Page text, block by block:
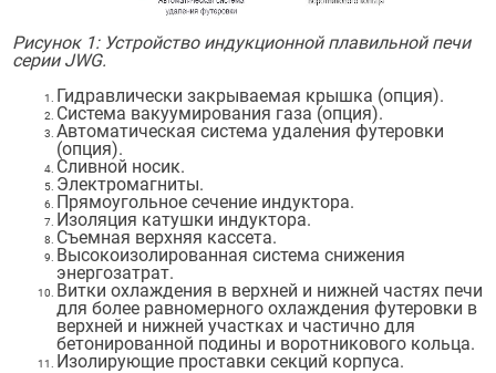
Рисунок 1: Устройство индукционной плавильной печи
серии JWG.
Гидравлически закрываемая крышка (опция).
Система вакуумирования газа (опция).
Автоматическая система удаления футеровки
(опция).
Сливной носик.
Электромагниты.
Прямоугольное сечение индуктора.
Изоляция катушки индуктора.
Съемная верхняя кассета.
Высокоизолированная система снижения
энергозатрат.
Витки охлаждения в верхней и нижней частях печи
для более равномерного охлаждения футеровки в
верхней и нижней участках и частично для
бетонированной подины и воротникового кольца.
Изолирующие проставки секций корпуса.